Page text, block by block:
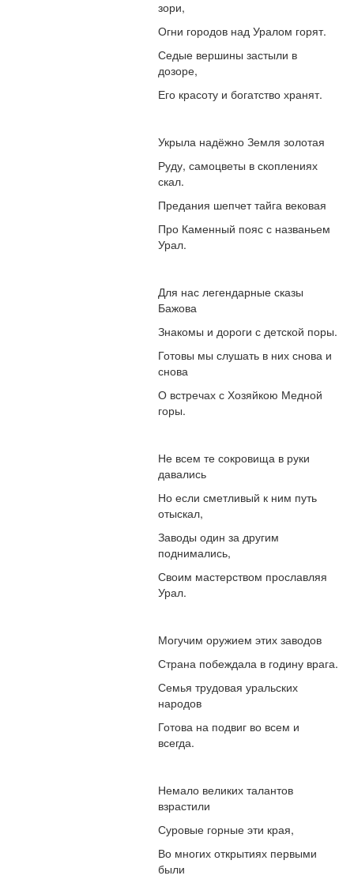
зори,
Огни городов над Уралом горят.
Седые вершины застыли в
дозоре,
Его красоту и богатство хранят.
Укрыла надёжно Земля золотая
Руду, самоцветы в скоплениях
скал.
Предания шепчет тайга вековая
Про Каменный пояс с названьем
Урал.
Для нас легендарные сказы
Бажова
Знакомы и дороги с детской поры.
Готовы мы слушать в них снова и
снова
О встречах с Хозяйкою Медной
горы.
Не всем те сокровища в руки
давались
Но если сметливый к ним путь
отыскал,
Заводы один за другим
поднимались,
Своим мастерством прославляя
Урал.
Могучим оружием этих заводов
Страна побеждала в годину врага.
Семья трудовая уральских
народов
Готова на подвиг во всем и
всегда.
Немало великих талантов
взрастили
Суровые горные эти края,
Во многих открытиях первыми
были